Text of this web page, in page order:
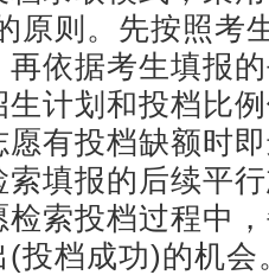
原则。先按照考
依据考生填报
生计划和投档比
有投档缺额时
填报的后续平
索投档过程中
(投档成功)的机会